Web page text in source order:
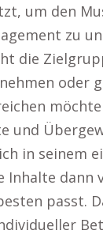
um den
zu
die
oder
und
in seinem
dann
passt.